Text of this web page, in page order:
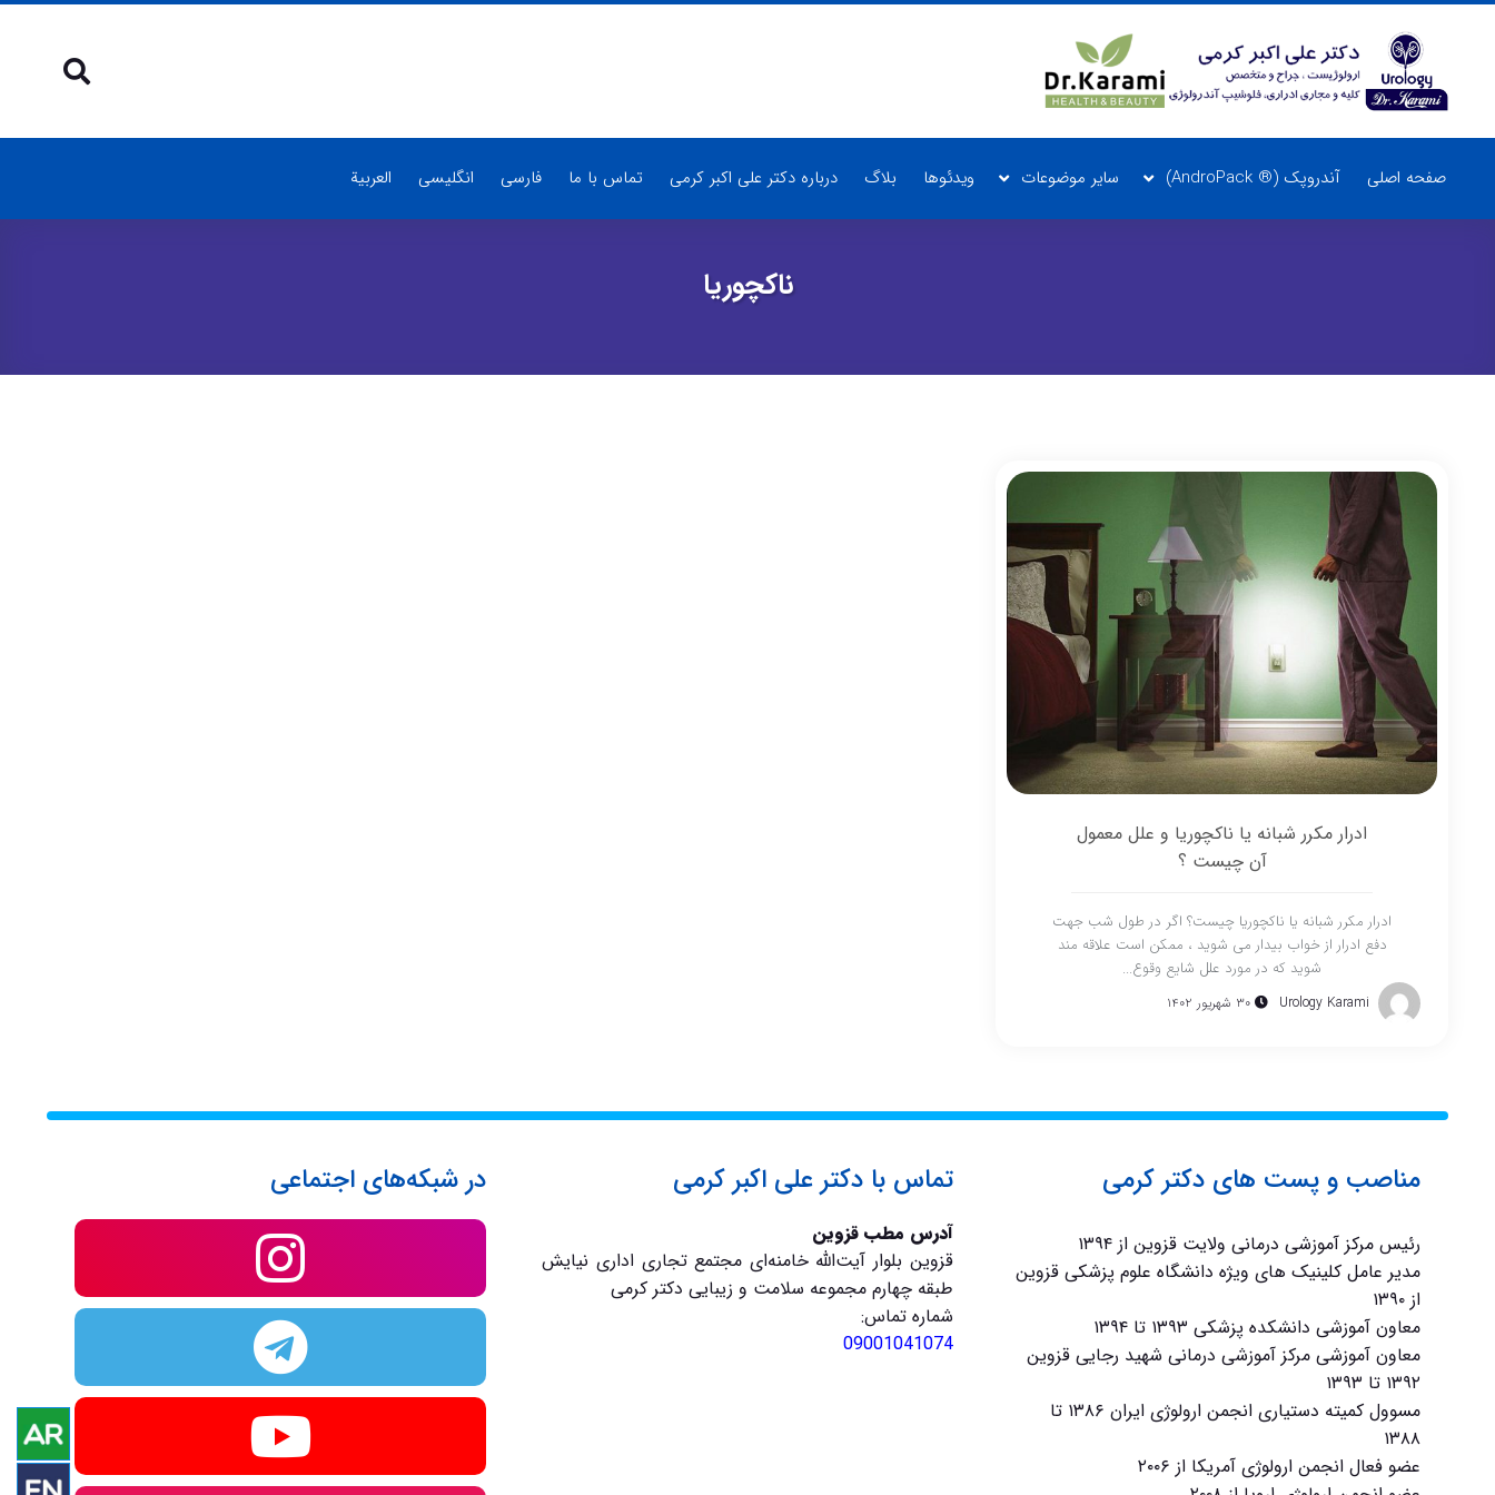
صفحه اصلی آندروپک (® AndroPack) سایر موضوعات ویدئوها بلاگ درباره دکتر علی اکبر کرمی تماس با ما فارسی انگلیسی العربية
ناکچوریا
ادرار مکرر شبانه یا ناکچوریا و علل معمول
آن چیست ؟
ادرار مکرر شبانه یا ناکچوریا چیست؟ اگر در طول شب جهت
دفع ادرار از خواب بیدار می شوید ، ممکن است علاقه مند
شوید که در مورد علل شایع وقوع...
Urology Karami
مناصب و پست های دکتر کرمی
رئیس مرکز آموزشی درمانی ولایت قزوین از ۱۳۹۴
مدیر عامل کلینیک های ویژه دانشگاه علوم پزشکی قزوین
از ۱۳۹۰
معاون آموزشی دانشکده پزشکی ۱۳۹۳ تا ۱۳۹۴
معاون آموزشی مرکز آموزشی درمانی شهید رجایی قزوین
۱۳۹۲ تا ۱۳۹۳
مسوول کمیته دستیاری انجمن ارولوژی ایران ۱۳۸۶ تا
۱۳۸۸
عضو فعال انجمن ارولوژی آمریکا از ۲۰۰۶
تماس با دکتر علی اکبر کرمی
آدرس مطب قزوین
قزوین بلوار آیت‌الله خامنه‌ای مجتمع تجاری اداری نیایش
طبقه چهارم مجموعه سلامت و زیبایی دکتر کرمی
شماره تماس:
09001041074
در شبکه‌های اجتماعی